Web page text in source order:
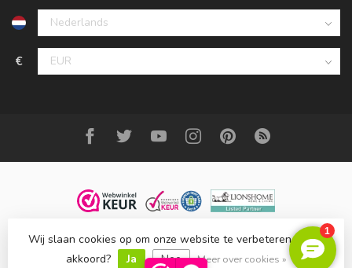
€
© Copyright 2023 DecoMeubel ®
Wij slaan cookies op om onze website te verbeteren. Is dat
akkoord?
Ja Nee Meer over cookies »